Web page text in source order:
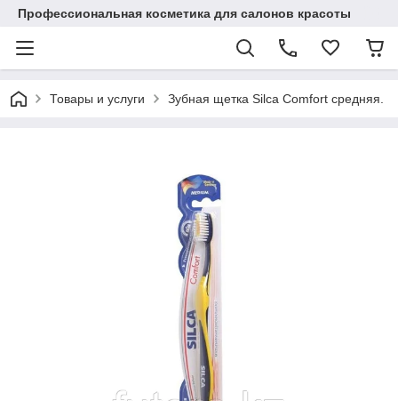
Профессиональная косметика для салонов красоты
Товары и услуги Зубная щетка Silca Comfort средняя.